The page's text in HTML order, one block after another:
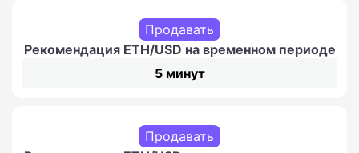
Продавать
Рекомендация ETH/USD на временном периоде
5 минут
Продавать